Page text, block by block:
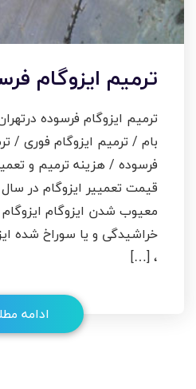
ترمیم ایزوگام
ترمیم ایزوگام فرسوده
بام / ترمیم ایزوگام فوری /
فرسوده / هزینه ترمیم و
معیوب شدن ایزوگام
خراشیدگی و یا سوراخ شده
، […]
ادامه